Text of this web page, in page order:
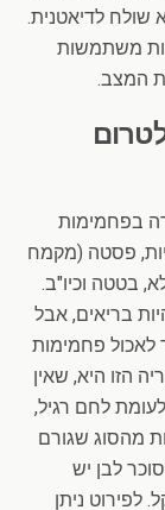
שולח לדיאטנית.
משתמשות
המצב.
בפחמימות
פסטה (מקמח
בטטה וכיו"ב.
בריאים, אבל
לאכול פחמימות
הזו היא, שאין
לחם רגיל,
מהסוג שגורם
לבן יש
לפירוט ניתן